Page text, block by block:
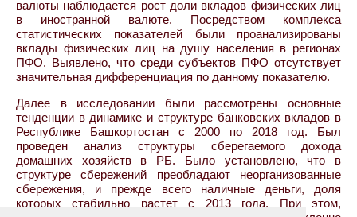
валюты наблюдается рост доли вкладов физических лиц
в иностранной валюте. Посредством комплекса
статистических показателей были проанализированы
вклады физических лиц на душу населения в регионах
ПФО. Выявлено, что среди субъектов ПФО отсутствует
значительная дифференциация по данному показателю.
Далее в исследовании были рассмотрены основные
тенденции в динамике и структуре банковских вкладов в
Республике Башкортостан с 2000 по 2018 год. Был
проведен анализ структуры сберегаемого дохода
домашних хозяйств в РБ. Было установлено, что в
структуре сбережений преобладают неорганизованные
сбережения, и прежде всего наличные деньги, доля
которых стабильно растет с 2013 года. При этом,